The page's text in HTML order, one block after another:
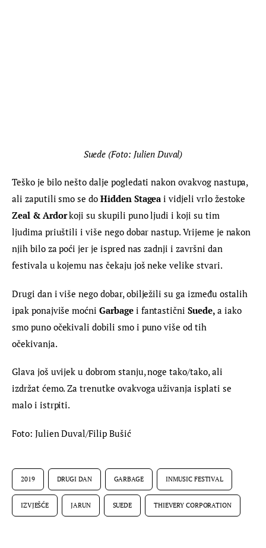
Suede (Foto: Julien Duval)
Teško je bilo nešto dalje pogledati nakon ovakvog nastupa,
ali zaputili smo se do Hidden Stagea i vidjeli vrlo žestoke
Zeal & Ardor koji su skupili puno ljudi i koji su tim
ljudima priuštili i više nego dobar nastup. Vrijeme je nakon
njih bilo za poći jer je ispred nas zadnji i završni dan
festivala u kojemu nas čekaju još neke velike stvari.
Drugi dan i više nego dobar, obilježili su ga između ostalih
ipak ponajviše moćni Garbage i fantastični Suede, a iako
smo puno očekivali dobili smo i puno više od tih
očekivanja.
Glava još uvijek u dobrom stanju, noge tako/tako, ali
izdržat ćemo. Za trenutke ovakvoga uživanja isplati se
malo i istrpiti.
Foto: Julien Duval/Filip Bušić
2019 DRUGI DAN GARBAGE INMUSIC FESTIVAL
IZVJEŠĆE JARUN SUEDE THIEVERY CORPORATION